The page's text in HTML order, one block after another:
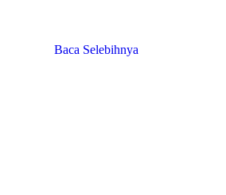
Baca Selebihnya